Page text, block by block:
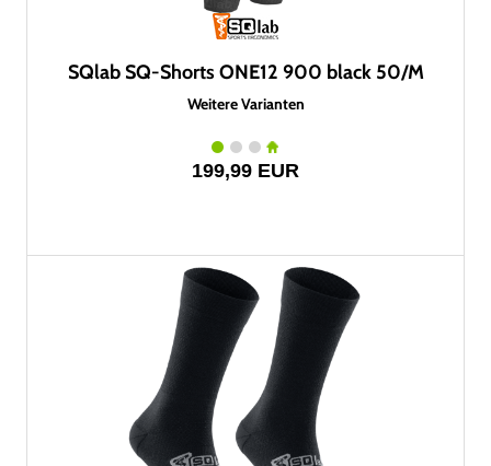
SQlab SQ-Shorts ONE12 900 black 50/M
Weitere Varianten
199,99 EUR